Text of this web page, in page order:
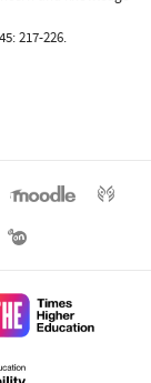
217-226.